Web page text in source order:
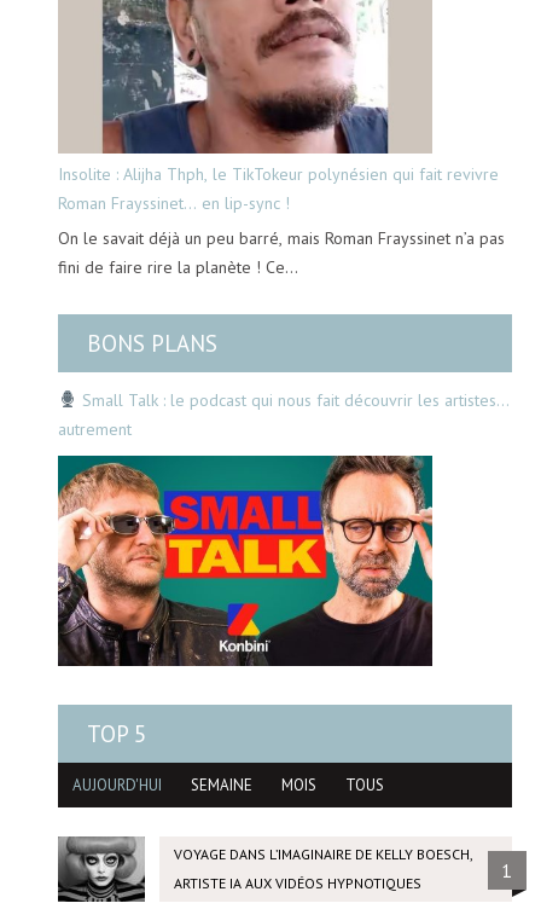
Insolite : Alijha Thph, le TikTokeur polynésien qui fait revivre
Roman Frayssinet… en lip-sync !
On le savait déjà un peu barré, mais Roman Frayssinet n’a pas
fini de faire rire la planète ! Ce…
BONS PLANS
Small Talk : le podcast qui nous fait découvrir les artistes…
autrement
TOP 5
AUJOURD'HUI SEMAINE MOIS TOUS
VOYAGE DANS L’IMAGINAIRE DE KELLY BOESCH,
ARTISTE IA AUX VIDÉOS HYPNOTIQUES
1